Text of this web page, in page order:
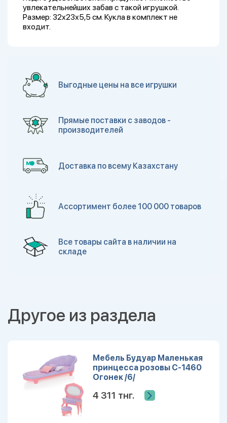
увлекательнейших забав с такой игрушкой.
Размер: 32х23х5,5 см. Кукла в комплект не
входит.
Выгодные цены на все игрушки
Прямые поставки с заводов -
производителей
Доставка по всему Казахстану
Ассортимент более 100 000 товаров
Все товары сайта в наличии на
складе
Другое из раздела
Мебель Будуар Маленькая
принцесса розовы С-1460
Огонек /6/
4 311 тнг.